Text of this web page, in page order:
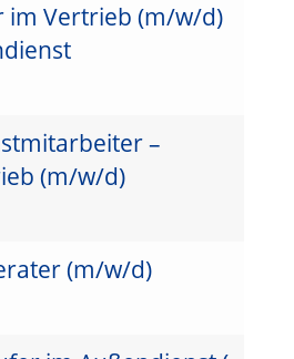
im Vertrieb (m/w/d)
–
(m/w/d)
(m/w/d)